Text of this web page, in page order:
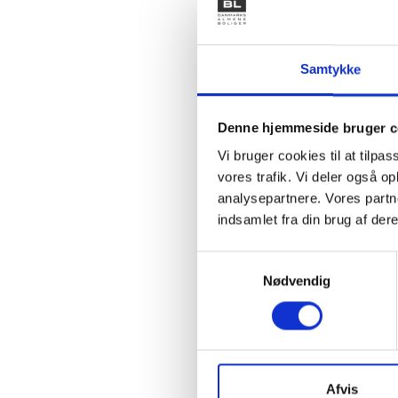
Samtykke
Denne hjemmeside bruger
Vi bruger cookies til at
vores trafik. Vi deler også
analysepartnere. Vores
indsamlet fra din brug af
Nødvendig
Afvis
for
skal